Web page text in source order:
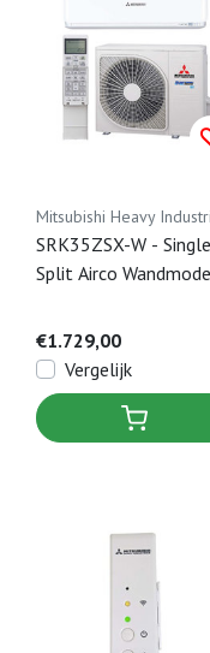
Mitsubishi Heavy
SRK35ZSX-W -
Split Airco
€1.729,00
Vergelijk